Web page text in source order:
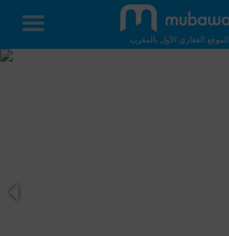
الموقع العقاري الأول بالمغرب